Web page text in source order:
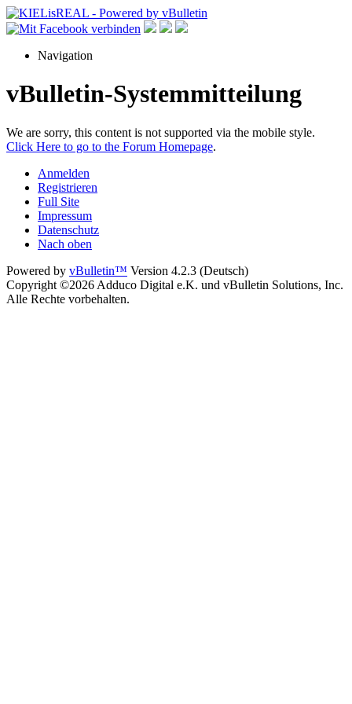
Navigation
vBulletin-Systemmitteilung
We are sorry, this content is not supported via the mobile style.
Click Here to go to the Forum Homepage.
Anmelden
Registrieren
Full Site
Impressum
Datenschutz
Nach oben
Powered by vBulletin™ Version 4.2.3 (Deutsch)
Copyright ©2026 Adduco Digital e.K. und vBulletin Solutions, Inc.
Alle Rechte vorbehalten.